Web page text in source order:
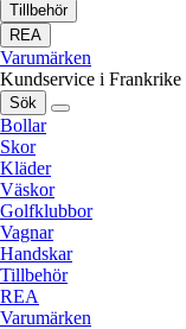
Tillbehör
REA
Varumärken
Kundservice i Frankrike
Sök
Bollar
Skor
Kläder
Väskor
Golfklubbor
Vagnar
Handskar
Tillbehör
REA
Varumärken